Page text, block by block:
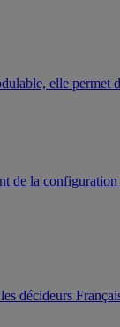
elle permet
de la
décideurs